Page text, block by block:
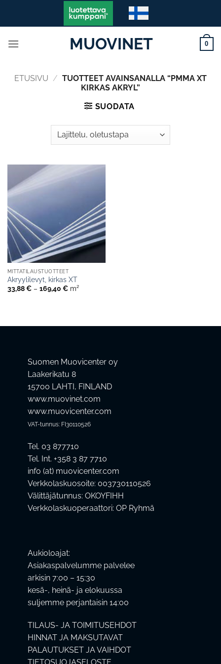
MUOVINET 0
ETUSIVU / TUOTTEET AVAINSANALLA “PMMA XT
KIRKAS AKRYL”
SUODATA
MITTATILAUSTUOTTEET
Akryylilevyt, kirkas XT
33,88€ – 169,40 €Hintaluokka:
m²
Suomen Muovicenter oy
Laakerikatu 8
15700 LAHTI, FINLAND
www.muovinet.com
www.muovicenter.com
VAT-tunnus: FI30110526
Tel. 03 877710
Tel. Int. +358 3 87 7710
info (at) muovicenter.com
Verkkolaskuosoite: 003730110526
Välittäjätunnus: OKOYFIHH
Verkkolaskuoperaattori: OP Ryhmä
Aukioloajat:
Asiakaspalvelumme palvelee
arkisin 7:00 – 15:30
kesä-, heinä- ja elokuussa
suljemme perjantaisin 14:00
TILAUS- JA TOIMITUSEHDOT
HINNAT JA MAKSUTAVAT
PALAUTUKSET JA VAIHDOT